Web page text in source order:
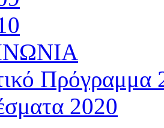
Πρόγραμμα
2020